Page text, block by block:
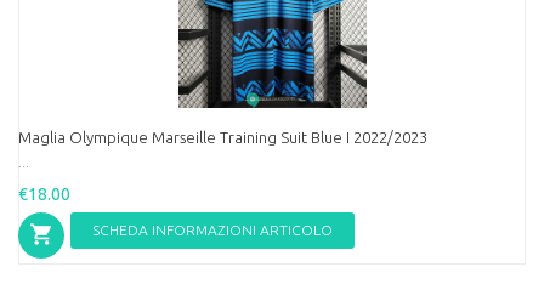
Maglia Olympique Marseille Training Suit Blue I 2022/2023
€18.00
SCHEDA INFORMAZIONI ARTICOLO